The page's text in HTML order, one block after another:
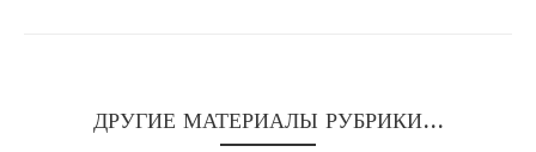
ДРУГИЕ МАТЕРИАЛЫ РУБРИКИ...